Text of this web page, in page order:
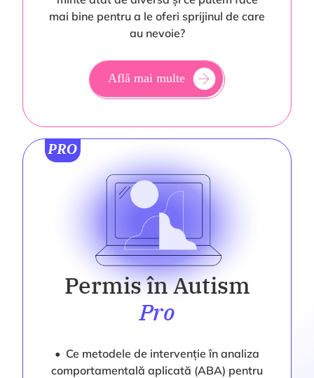
mai bine pentru a le oferi sprijinul de care
au nevoie?
Află mai multe
PRO
Permis în Autism
Pro
Ce metodele de intervenție în analiza
comportamentală aplicată (ABA) pentru